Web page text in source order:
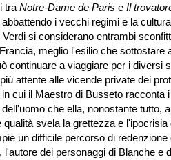
tra Notre-Dame de Paris e Il
i vecchi regimi e la
si considerano entrambi
meglio l'esilio che
continuare a viaggiare per i diversi
attente alle vicende private dei
cui il Maestro di Busseto
che ella, nonostante tutto,
svela la grettezza e
un difficile percorso di
l'autore dei personaggi di Blanche